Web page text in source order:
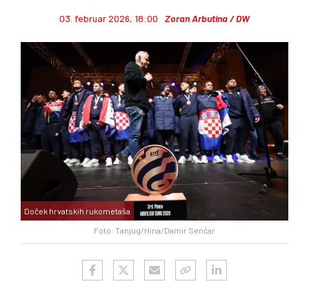
03. februar 2026, 18:00 Zoran Arbutina / DW
Foto: Tanjug/Hina/Damir Senčar
Doček hrvatskih rukometaša